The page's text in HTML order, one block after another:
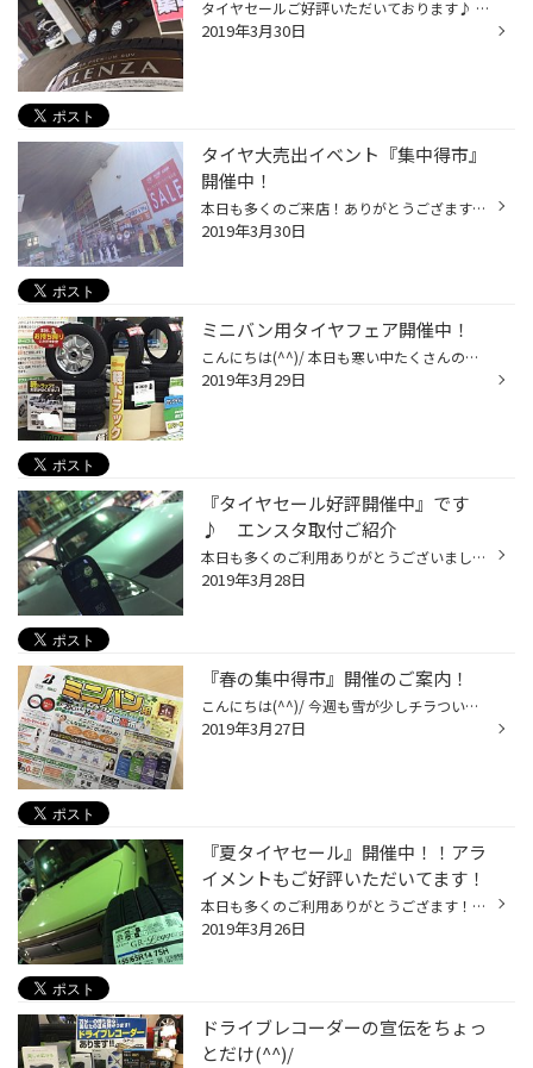
タイヤセールご好評いただいております♪ ご入庫頂きました『ヴェゼル』のお客様へは 『ALENZA001』をお選びいだきました。 SUV専用タイヤで 高い運動瀬性能とウェット性能を両立し 低燃費性も備えた専用タイヤになります。 お客様にぴったりのタイヤをご提案させていただいておりますので お気軽に...
2019年3月30日
タイヤ大売出イベント『集中得市』
開催中！
本日も多くのご来店！ありがとうござます！！ 『集中得市』タイヤ大売出しイベント開催中でございます！！ お買い得にタイヤなどをご準備できる機会ですので ぜひ、ご相談下さいませ♪ ＃手稲区 ＃夏タイヤセール ＃冬タイヤセール
2019年3月30日
ミニバン用タイヤフェア開催中！
こんにちは(^^)/ 本日も寒い中たくさんのご来店ありがとうございます。 『ミニバン用タイヤフェア』というタイトルではございますが、 軽自動車・コンパクトカー・セダン・ＳＵＶ用のタイヤもお得に ご購入いただけますのでお気軽にご来店下さい。 あっ！ 『軽トラ』用のお得なホイールセットもあり...
2019年3月29日
『タイヤセール好評開催中』です
♪ エンスタ取付ご紹介
本日も多くのご利用ありがとうございました！ 『タイヤセール』春の売り出し開催中でございます。 寒い中、多くのご相談いただいておりますよ～ 早めの準備でお買い得にご用意できるチャンスですので ご期待下さいませ♪ タイヤ以外もお車の事ならお任せ！ こちらは『エンジンスターター』をお取り付...
2019年3月28日
『春の集中得市』開催のご案内！
こんにちは(^^)/ 今週も雪が少しチラついていますが タイヤ交換・オイル交換・バッテリー交換・車検など たくさんのご来店ありがとうございます。 またまたセール開催のご案内です。 ３月２９日 金曜日 より 『春の集中得市』ミニバン用タイヤフェア を開催いたします。 ミニバンドライバーの方必見...
2019年3月27日
『夏タイヤセール』開催中！！アラ
イメントもご好評いただいてます！
本日も多くのご利用ありがとうござます！！ 『タイヤ大売出し』好評開催中！です！！ たくさんのご相談ありがとうございました！！ お車の種類別に専用設計されたタイヤから 乗り心地重視のタイヤなど お客様にピッタリのタイヤをご提案させていただけますので お気軽にご相談くださいませ♪ 『アラ...
2019年3月26日
ドライブレコーダーの宣伝をちょっ
とだけ(^^)/